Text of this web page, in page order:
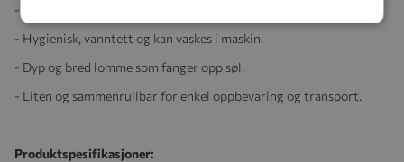
-
- Hygienisk, vanntett og kan vaskes i maskin.
- Dyp og bred lomme som fanger opp søl.
- Liten og sammenrullbar for enkel oppbevaring og transport.
Produktspesifikasjoner: